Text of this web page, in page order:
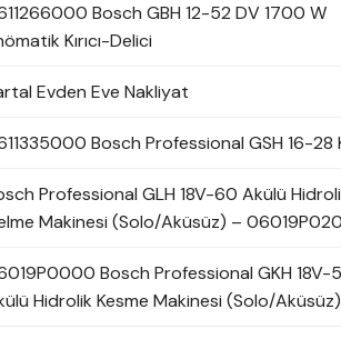
Bosch GBH 12-52 DV 1700 W
Kırıcı-Delici
Evden Eve Nakliyat
Bosch Professional GSH 16-28
Professional GLH 18V-60 Akülü
Makinesi (Solo/Aküsüz) –
Bosch Professional GKH 18V-
Hidrolik Kesme Makinesi (Solo/Aküsüz)